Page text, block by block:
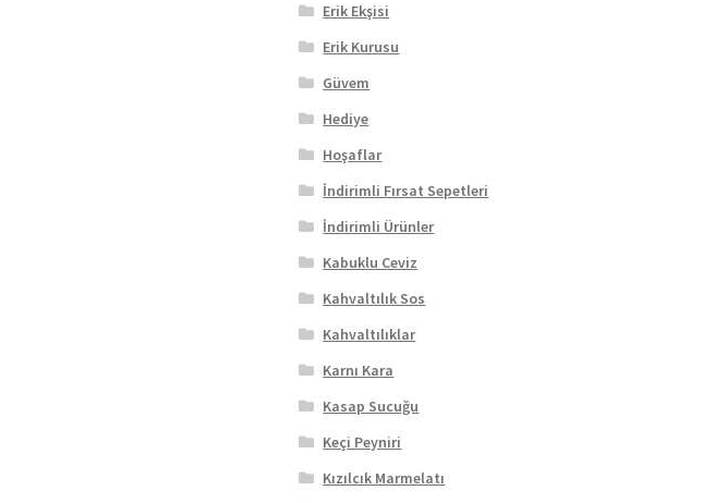
Erik Ekşisi
Erik Kurusu
Güvem
Hediye
Hoşaflar
İndirimli Fırsat Sepetleri
İndirimli Ürünler
Kabuklu Ceviz
Kahvaltılık Sos
Kahvaltılıklar
Karnı Kara
Kasap Sucuğu
Keçi Peyniri
Kızılcık Marmelatı